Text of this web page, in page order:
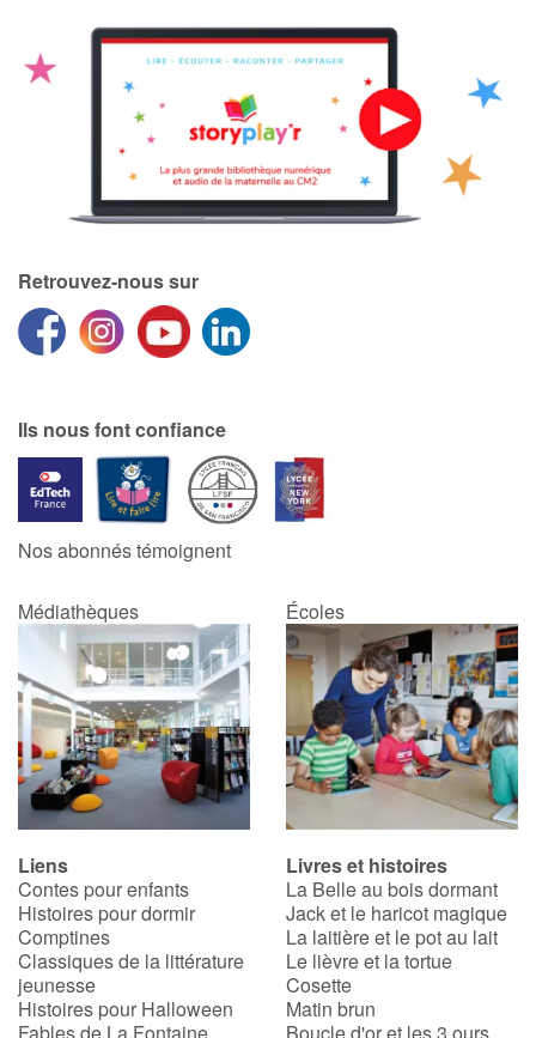
Retrouvez-nous sur
Ils nous font confiance
Nos abonnés témoignent
Médiathèques Écoles
Liens
Contes pour enfants
Histoires pour dormir
Comptines
Classiques de la littérature
jeunesse
Histoires pour Halloween
Livres et histoires
La Belle au bois dormant
Jack et le haricot magique
La laitière et le pot au lait
Le lièvre et la tortue
Cosette
Matin brun